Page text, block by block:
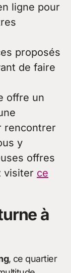
ligne pour
proposés
de faire
offre un
rencontrer
y
offres
visiter ce
à
, ce quartier